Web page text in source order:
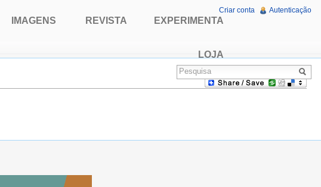
IMAGENS REVISTA EXPERIMENTA
LOJA
Criar conta Autenticação